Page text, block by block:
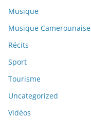
Musique
Musique Camerounaise
Récits
Sport
Tourisme
Uncategorized
Vidéos